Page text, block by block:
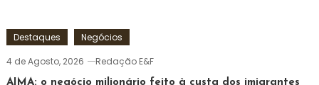
Destaques
Negócios
4 de Agosto, 2026
Redação E&F
AIMA: o negócio milionário feito à custa dos imigrantes